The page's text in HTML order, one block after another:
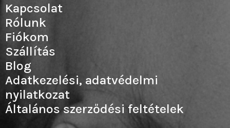
Kapcsolat
Rólunk
Fiókom
Szállítás
Blog
Adatkezelési, adatvédelmi
nyilatkozat
Általános szerződési feltételek